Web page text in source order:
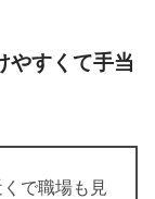
やすくて手当
で職場も見